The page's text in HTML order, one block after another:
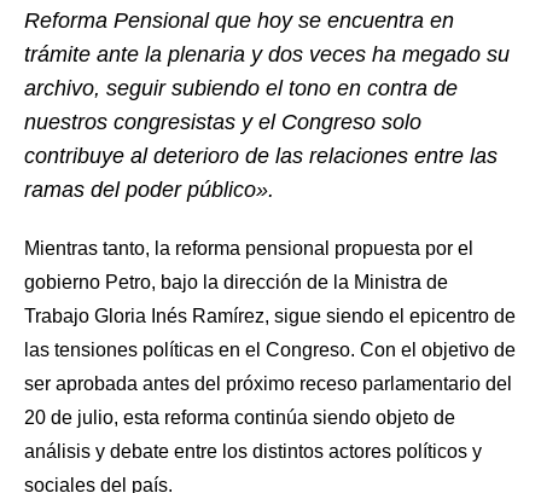
Reforma Pensional que hoy se encuentra en
trámite ante la plenaria y dos veces ha megado su
archivo, seguir subiendo el tono en contra de
nuestros congresistas y el Congreso solo
contribuye al deterioro de las relaciones entre las
ramas del poder público».
Mientras tanto, la reforma pensional propuesta por el
gobierno Petro, bajo la dirección de la Ministra de
Trabajo Gloria Inés Ramírez, sigue siendo el epicentro de
las tensiones políticas en el Congreso. Con el objetivo de
ser aprobada antes del próximo receso parlamentario del
20 de julio, esta reforma continúa siendo objeto de
análisis y debate entre los distintos actores políticos y
sociales del país.